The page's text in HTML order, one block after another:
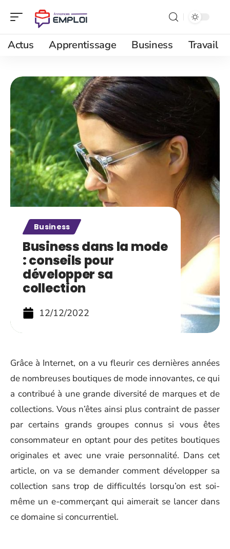
Actus Apprentissage Business Travail
Business
Business dans la mode
: conseils pour
développer sa
collection
12/12/2022
Grâce à Internet, on a vu fleurir ces dernières années
de nombreuses boutiques de mode innovantes, ce qui
a contribué à une grande diversité de marques et de
collections. Vous n’êtes ainsi plus contraint de passer
par certains grands groupes connus si vous êtes
consommateur en optant pour des petites boutiques
originales et avec une vraie personnalité. Dans cet
article, on va se demander comment développer sa
collection sans trop de difficultés lorsqu’on est soi-
même un e-commerçant qui aimerait se lancer dans
ce domaine si concurrentiel.